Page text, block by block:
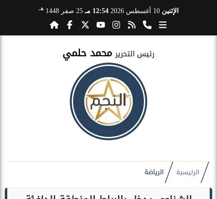
الإثنين 10 أغسطس 2026 12:54 مـ 25 صفر 1448 هـ
رئيس التحرير محمد حلمي
الرئيسية الرياضة